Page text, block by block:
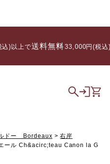
上で送料無料/ 33,000円(税込)以
ドー Bordeaux
右岸
ール Ch&acirc;teau Canon la G